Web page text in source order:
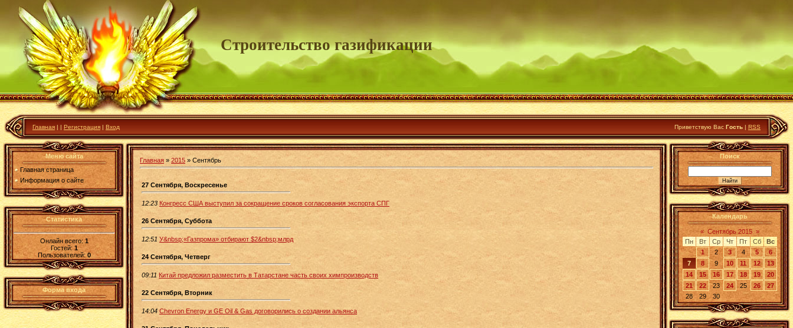
Строительство газификации
Главная | | Регистрация | Вход Приветствую Вас Гость | RSS
Меню сайта
Главная страница
Информация о сайте
Статистика
Онлайн всего:1
Гостей:1
Пользователей: 0
Форма входа
Главная » 2015 » Сентябрь
27 Сентября, Воскресенье
12:23 Конгресс США выступил за сокращение сроков согласования экспорта СПГ
26 Сентября, Суббота
12:51 У&nbsp;«Газпрома» отбирают $2&nbsp;млрд
24 Сентября, Четверг
09:11 Китай предложил разместить в Татарстане часть своих химпроизводств
22 Сентября, Вторник
14:04 Chevron Energy и GE Oil & Gas договорились о создании альянса
Поиск
Календарь
« Сентябрь 2015 »
Пн
Вт Ср Чт Пт Сб
Вс
1
2 3 4 5
6
7
8 9 10 11 12
13
14
15 16 17 18 19
20
21
22 23 24 25 26
27
28
29 30